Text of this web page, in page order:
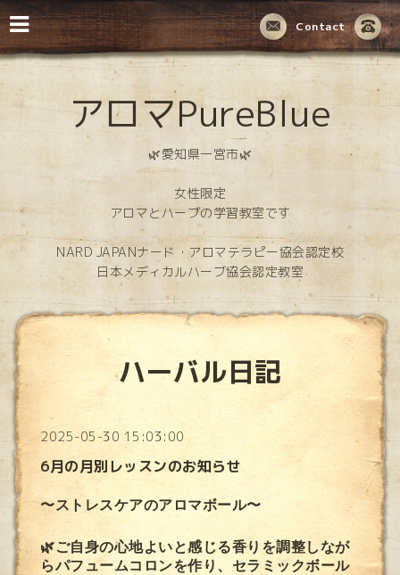
Contact
アロマPureBlue
🌿愛知県一宮市🌿
女性限定
アロマとハーブの学習教室です
NARD JAPANナード・アロマテラピー協会認定校
日本メディカルハーブ協会認定教室
ハーバル日記
2025-05-30 15:03:00
6月の月別レッスンのお知らせ
〜ストレスケアのアロマボール〜
🌿ご自身の心地よいと感じる香りを調整しなが
らパフュームコロンを作り、セラミックボール